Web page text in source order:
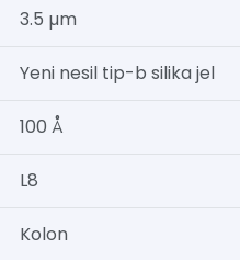
3.5 µm
Yeni nesil tip-b silika jel
100 Å
L8
Kolon